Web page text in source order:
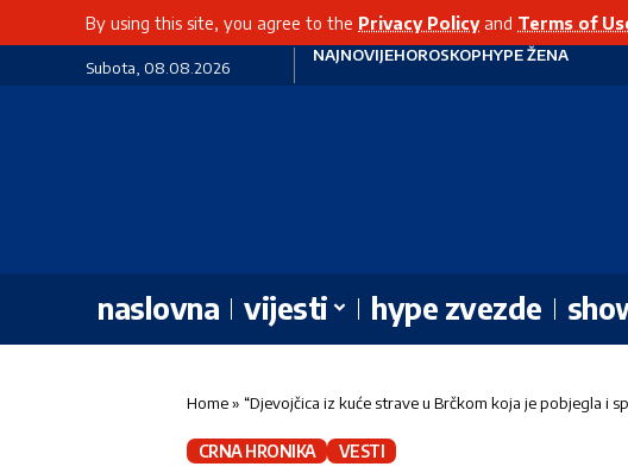
By using this site, you agree to the Privacy Policyand Terms of
Subota, 08.08.2026
NAJNOVIJEHOROSKOPHYPE ŽENA
naslovna vijesti hype zvezde
Home» “Djevojčica iz kuće strave u Brčkom koja je pobjegla i
CRNA HRONIKA VESTI